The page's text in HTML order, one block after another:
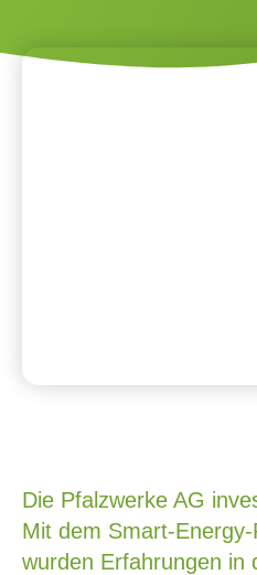
Die Pfalzwerke AG
Mit dem Smart-
wurden Erfahrungen in